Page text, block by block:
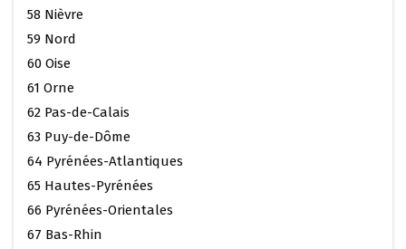
58 Nièvre
59 Nord
60 Oise
61 Orne
62 Pas-de-Calais
63 Puy-de-Dôme
64 Pyrénées-Atlantiques
65 Hautes-Pyrénées
66 Pyrénées-Orientales
67 Bas-Rhin